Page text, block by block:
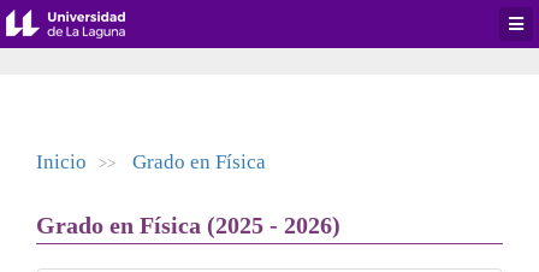
Inicio >> Grado en Física
Grado en Física (2025 - 2026)